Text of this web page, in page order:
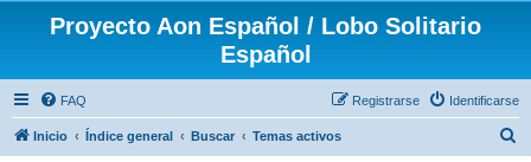
Proyecto Aon Español / Lobo Solitario
Español
FAQ Identificarse
Registrarse
Inicio Índice general Buscar Temas activos